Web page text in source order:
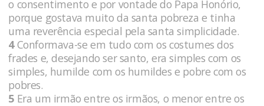
o consentimento e por vontade do Papa Honório,
porque gostava muito da santa pobreza e tinha
uma reverência especial pela santa simplicidade.
4Conformava-se em tudo com os costumes dos
frades e, desejando ser santo, era simples com os
simples, humilde com os humildes e pobre com os
pobres.
5 Era um irmão entre os irmãos, o menor entre os